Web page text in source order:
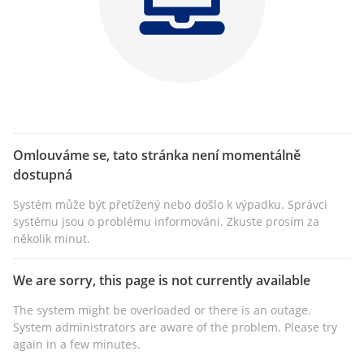
Omlouváme se, tato stránka není momentálně
dostupná
Systém může být přetížený nebo došlo k výpadku. Správci
systému jsou o problému informováni. Zkuste prosím za
několik minut.
We are sorry, this page is not currently available
The system might be overloaded or there is an outage.
System administrators are aware of the problem. Please try
again in a few minutes.